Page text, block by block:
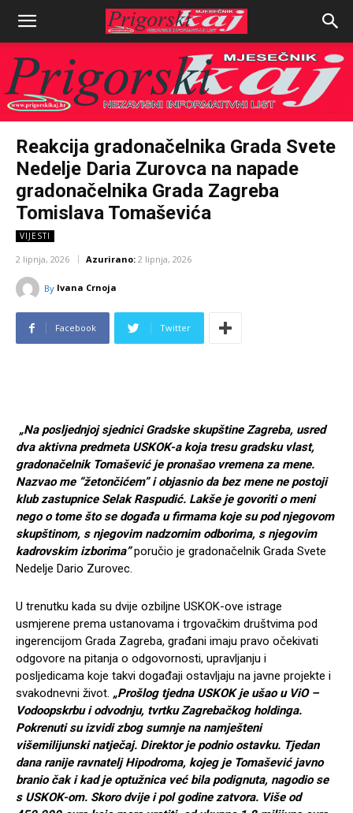
Reakcija gradonačelnika Grada Svete
Nedelje Daria Zurovca na napade
gradonačelnika Grada Zagreba
Tomislava Tomaševića
VIJESTI
2 lipnja, 2026 Azurirano: 2 lipnja, 2026
By Ivana Crnoja
Facebook Twitter
„Na posljednjoj sjednici Gradske skupštine Zagreba, usred
dva aktivna predmeta USKOK-a koja tresu gradsku vlast,
gradonačelnik Tomašević je pronašao vremena za mene.
Nazvao me “žetončićem” i objasnio da bez mene ne postoji
klub zastupnice Selak Raspudić. Lakše je govoriti o meni
nego o tome što se događa u firmama koje su pod njegovom
skupštinom, s njegovim nadzornim odborima, s njegovim
kadrovskim izborima”poručio je gradonačelnik Grada Svete
Nedelje Dario Zurovec.
U trenutku kada su dvije ozbiljne USKOK-ove istrage
usmjerene prema ustanovama i trgovačkim društvima pod
ingerencijom Grada Zagreba, građani imaju pravo očekivati
odgovore na pitanja o odgovornosti, upravljanju i
posljedicama koje takvi događaji ostavljaju na javne projekte i
svakodnevni život. „Prošlog tjedna USKOK je ušao u ViO –
Vodoopskrbu i odvodnju, tvrtku Zagrebačkog holdinga.
Pokrenuti su izvidi zbog sumnje na namješteni
višemilijunski natječaj. Direktor je podnio ostavku. Tjedan
dana ranije ravnatelj Hipodroma, kojeg je Tomašević javno
branio čak i kad je optužnica već bila podignuta, nagodio se
s USKOK-om. Skoro dvije i pol godine zatvora. Više od